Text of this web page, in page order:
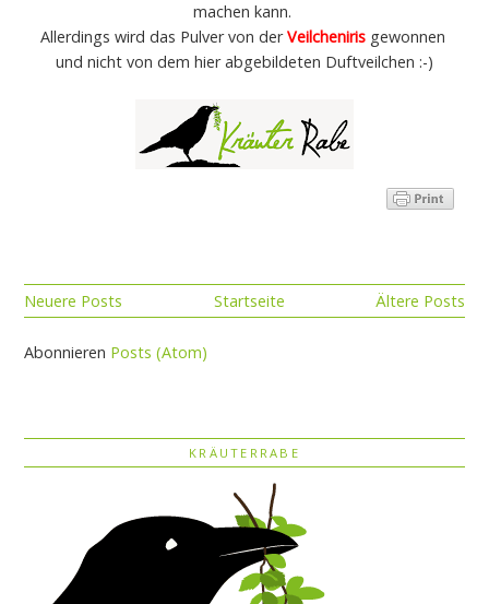
machen kann.
Allerdings wird das Pulver von derVeilcheniris gewonnen
und nicht von dem hier abgebildeten Duftveilchen :-)
Neuere Posts Ältere Posts
Startseite
Abonnieren Posts (Atom)
KRÄUTERRABE